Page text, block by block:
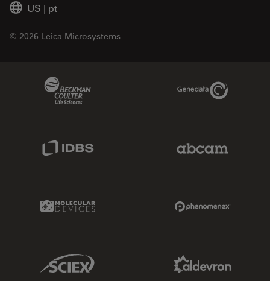
US | pt
© 2026 Leica Microsystems
Genedata Link
Molecular Devices Link
Sciex Link